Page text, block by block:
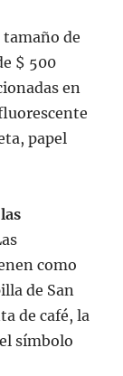
de
$ 500
en
papel
como
de San
de café, la
símbolo